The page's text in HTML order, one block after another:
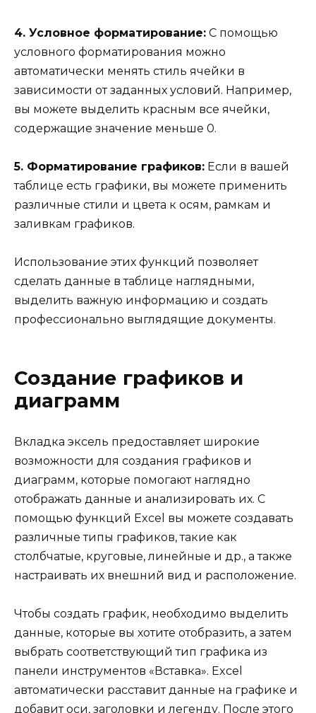
4. Условное форматирование: С помощью
условного форматирования можно
автоматически менять стиль ячейки в
зависимости от заданных условий. Например,
вы можете выделить красным все ячейки,
содержащие значение меньше 0.
5. Форматирование графиков: Если в вашей
таблице есть графики, вы можете применить
различные стили и цвета к осям, рамкам и
заливкам графиков.
Использование этих функций позволяет
сделать данные в таблице наглядными,
выделить важную информацию и создать
профессионально выглядящие документы.
Создание графиков и
диаграмм
Вкладка эксель предоставляет широкие
возможности для создания графиков и
диаграмм, которые помогают наглядно
отображать данные и анализировать их. С
помощью функций Excel вы можете создавать
различные типы графиков, такие как
столбчатые, круговые, линейные и др., а также
настраивать их внешний вид и расположение.
Чтобы создать график, необходимо выделить
данные, которые вы хотите отобразить, а затем
выбрать соответствующий тип графика из
панели инструментов «Вставка». Excel
автоматически расставит данные на графике и
добавит оси, заголовки и легенду. После этого